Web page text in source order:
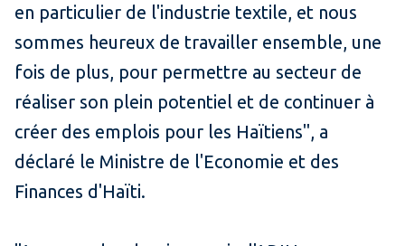
en particulier de l'industrie textile, et nous
sommes heureux de travailler ensemble, une
fois de plus, pour permettre au secteur de
réaliser son plein potentiel et de continuer à
créer des emplois pour les Haïtiens", a
déclaré le Ministre de l'Economie et des
Finances d'Haïti.